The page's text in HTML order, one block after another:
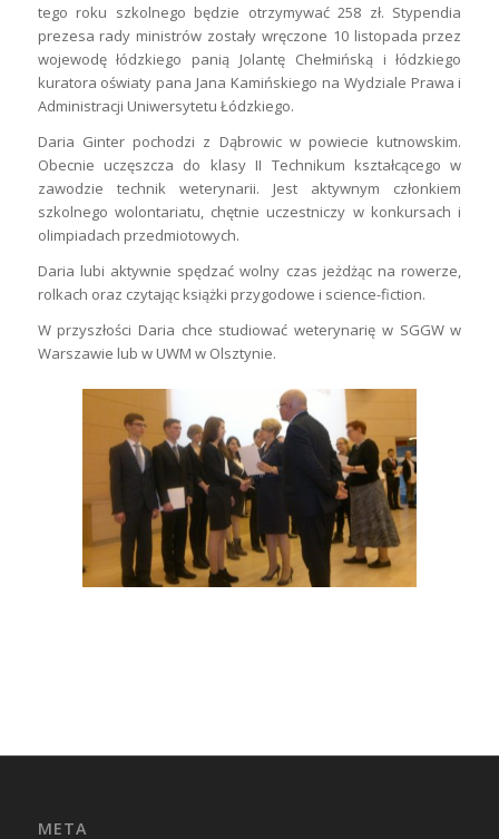
tego roku szkolnego będzie otrzymywać 258 zł. Stypendia
prezesa rady ministrów zostały wręczone 10 listopada przez
wojewodę łódzkiego panią Jolantę Chełmińską i łódzkiego
kuratora oświaty pana Jana Kamińskiego na Wydziale Prawa i
Administracji Uniwersytetu Łódzkiego.
Daria Ginter pochodzi z Dąbrowic w powiecie kutnowskim.
Obecnie uczęszcza do klasy II Technikum kształcącego w
zawodzie technik weterynarii. Jest aktywnym członkiem
szkolnego wolontariatu, chętnie uczestniczy w konkursach i
olimpiadach przedmiotowych.
Daria lubi aktywnie spędzać wolny czas jeżdżąc na rowerze,
rolkach oraz czytając książki przygodowe i science-fiction.
W przyszłości Daria chce studiować weterynarię w SGGW w
Warszawie lub w UWM w Olsztynie.
META